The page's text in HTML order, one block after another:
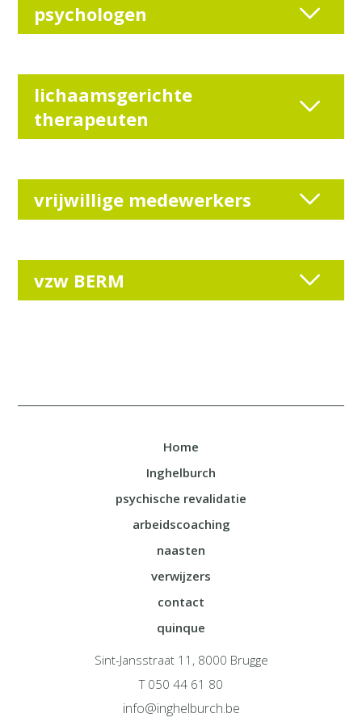
psychologen
lichaamsgerichte
therapeuten
vrijwillige medewerkers
vzw BERM
Home
Inghelburch
psychische revalidatie
arbeidscoaching
naasten
verwijzers
contact
quinque
Sint-Jansstraat 11, 8000 Brugge
T 050 44 61 80
info@inghelburch.be